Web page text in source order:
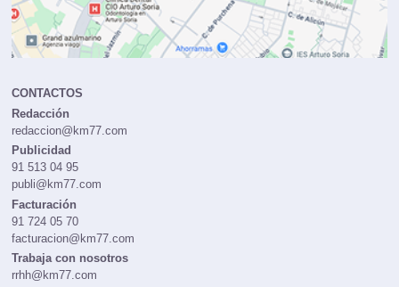
CONTACTOS
Redacción
redaccion@km77.com
Publicidad
91 513 04 95
publi@km77.com
Facturación
91 724 05 70
facturacion@km77.com
Trabaja con nosotros
rrhh@km77.com